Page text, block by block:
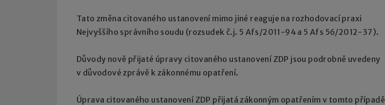
Tato změna citovaného ustanovení mimo jiné reaguje na rozhodovací praxi
Nejvyššího správního soudu (rozsudek č.j. 5 Afs/2011-94 a 5 Afs 56/2012-37).
Důvody nově přijaté úpravy citovaného ustanovení ZDP jsou podrobně uvedeny
v důvodové zprávě k zákonnému opatření.
Úprava citovaného ustanovení ZDP přijatá zákonným opatřením v tomto případě